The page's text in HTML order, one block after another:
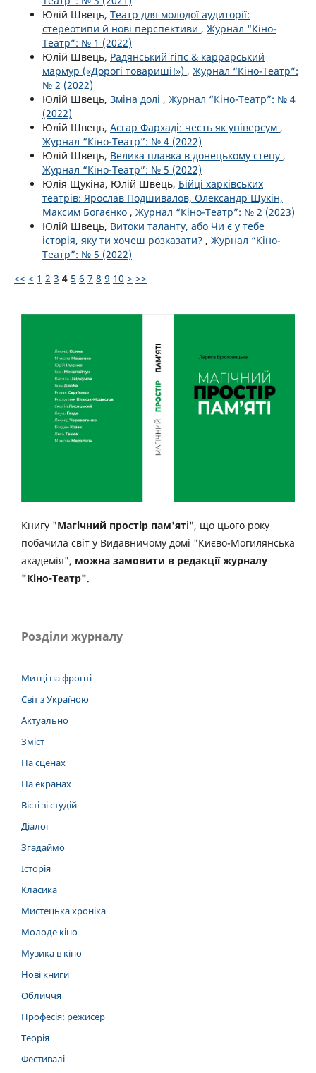
Юлій Швець, Театр для молодої аудиторії:
стереотипи й нові перспективи , Журнал “Кіно-
Театр”: № 1 (2022)
Юлій Швець, Радянський гіпс & каррарський
мармур («Дорогі товариші!») , Журнал “Кіно-Театр”:
№ 2 (2022)
Юлій Швець, Зміна долі , Журнал “Кіно-Театр”: № 4
(2022)
Юлій Швець, Асгар Фархаді: честь як універсум ,
Журнал “Кіно-Театр”: № 4 (2022)
Юлій Швець, Велика плавка в донецькому степу ,
Журнал “Кіно-Театр”: № 5 (2022)
Юлія Щукіна, Юлій Швець, Бійці харківських
театрів: Ярослав Подшивалов, Олександр Щукін,
Максим Богаєнко , Журнал “Кіно-Театр”: № 2 (2023)
Юлій Швець, Витоки таланту, або Чи є у тебе
історія, яку ти хочеш розказати? , Журнал “Кіно-
Театр”: № 5 (2022)
<< < 1 2 3 4 5 6 7 8 9 10 > >>
Книгу "Магічний простір пам'яті", що цього року
побачила світ у Видавничому домі "Києво-Могилянська
академія", можна замовити в редакції журналу
"Кіно-Театр".
Розділи журналу
Митці на фронті
Світ з Україною
Актуально
Зміст
На сценах
На екранах
Вісті зі студій
Діалог
Згадаймо
Історія
Класика
Мистецька хроніка
Молоде кіно
Музика в кіно
Нові книги
Обличчя
Професія: режисер
Теорія
Фестивалі